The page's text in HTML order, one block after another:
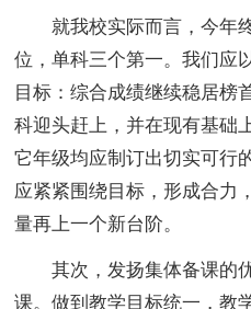
就我校实际而言，今年
位，单科三个第一。我们应
目标：综合成绩继续稳居榜
科迎头赶上，并在现有基础
它年级均应制订出切实可行
应紧紧围绕目标，形成合力
量再上一个新台阶。
其次，发扬集体备课的
课。做到教学目标统一，教